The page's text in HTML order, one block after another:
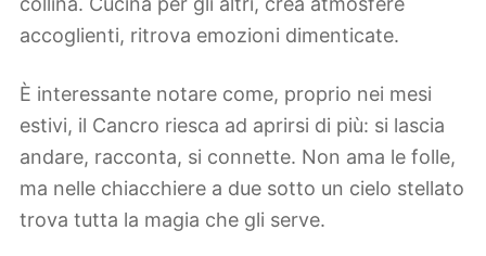
accoglienti, ritrova emozioni dimenticate.
È interessante notare come, proprio nei mesi
estivi, il Cancro riesca ad aprirsi di più: si lascia
andare, racconta, si connette. Non ama le folle,
ma nelle chiacchiere a due sotto un cielo stellato
trova tutta la magia che gli serve.